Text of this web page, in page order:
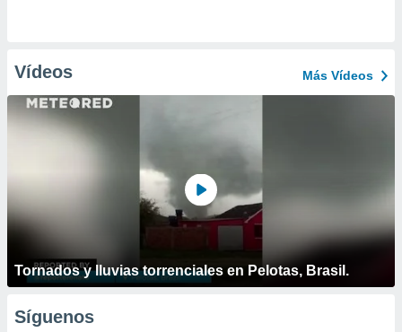
Vídeos Más Vídeos
Tornados y lluvias torrenciales en Pelotas, Brasil.
Síguenos